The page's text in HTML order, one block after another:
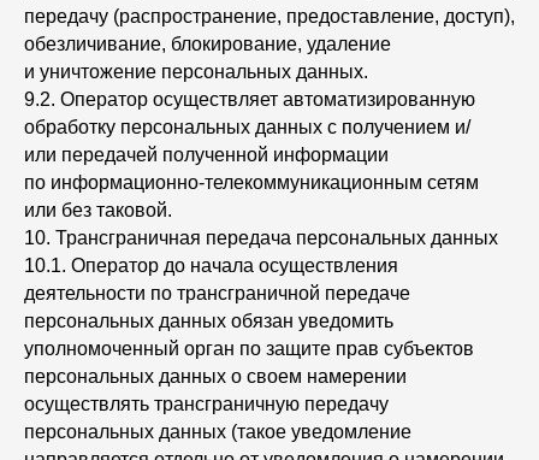
передачу (распространение, предоставление, доступ),
обезличивание, блокирование, удаление
и уничтожение персональных данных.
9.2. Оператор осуществляет автоматизированную
обработку персональных данных с получением и/
или передачей полученной информации
по информационно-телекоммуникационным сетям
или без таковой.
10. Трансграничная передача персональных данных
10.1. Оператор до начала осуществления
деятельности по трансграничной передаче
персональных данных обязан уведомить
уполномоченный орган по защите прав субъектов
персональных данных о своем намерении
осуществлять трансграничную передачу
персональных данных (такое уведомление